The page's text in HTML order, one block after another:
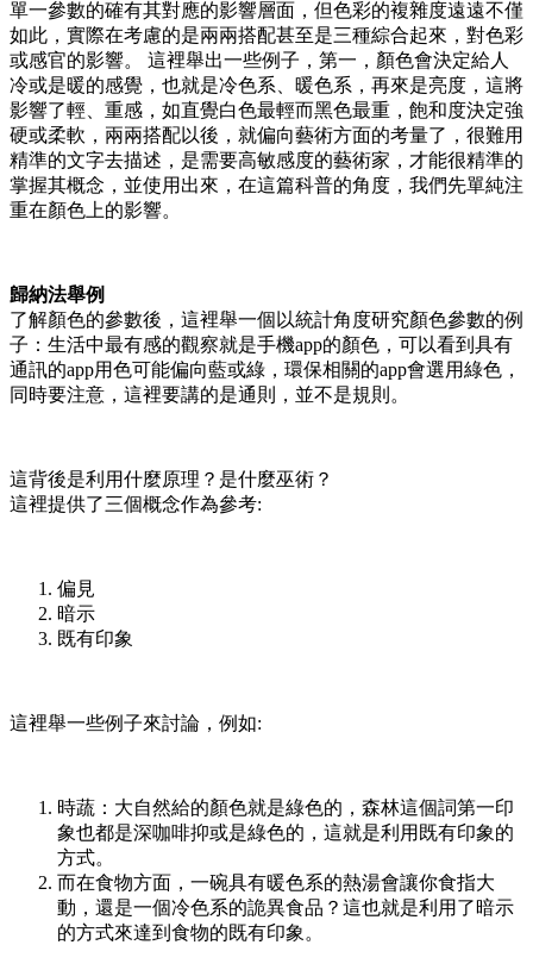
單一參數的確有其對應的影響層面，但色彩的複雜度遠遠不僅
如此，實際在考慮的是兩兩搭配甚至是三種綜合起來，對色彩
或感官的影響。 這裡舉出一些例子，第一，顏色會決定給人
冷或是暖的感覺，也就是冷色系、暖色系，再來是亮度，這將
影響了輕、重感，如直覺白色最輕而黑色最重，飽和度決定強
硬或柔軟，兩兩搭配以後，就偏向藝術方面的考量了，很難用
精準的文字去描述，是需要高敏感度的藝術家，才能很精準的
掌握其概念，並使用出來，在這篇科普的角度，我們先單純注
重在顏色上的影響。
歸納法舉例
了解顏色的參數後，這裡舉一個以統計角度研究顏色參數的例
子：生活中最有感的觀察就是手機app的顏色，可以看到具有
通訊的app用色可能偏向藍或綠，環保相關的app會選用綠色，
同時要注意，這裡要講的是通則，並不是規則。
這背後是利用什麼原理？是什麼巫術？
這裡提供了三個概念作為參考:
偏見
暗示
既有印象
這裡舉一些例子來討論，例如:
時蔬：大自然給的顏色就是綠色的，森林這個詞第一印
象也都是深咖啡抑或是綠色的，這就是利用既有印象的
方式。
而在食物方面，一碗具有暖色系的熱湯會讓你食指大
動，還是一個冷色系的詭異食品？這也就是利用了暗示
的方式來達到食物的既有印象。